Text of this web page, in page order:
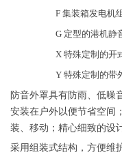
F 集装箱发电机
G 定型的港机静
X 特殊定制的开
Y 特殊定制的带
防音外罩具有防雨、低噪
安装在户外以便节省空间
装、移动；精心细致的设
采用组装式结构，方便维